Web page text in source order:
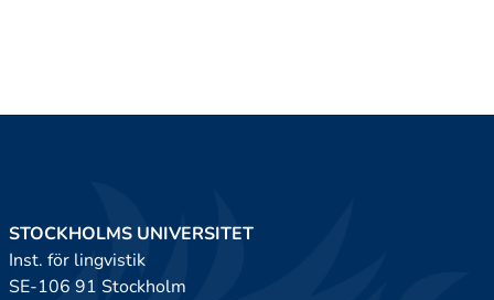
STOCKHOLMS UNIVERSITET
Inst. för lingvistik
SE-106 91 Stockholm